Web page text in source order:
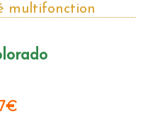
multifonction